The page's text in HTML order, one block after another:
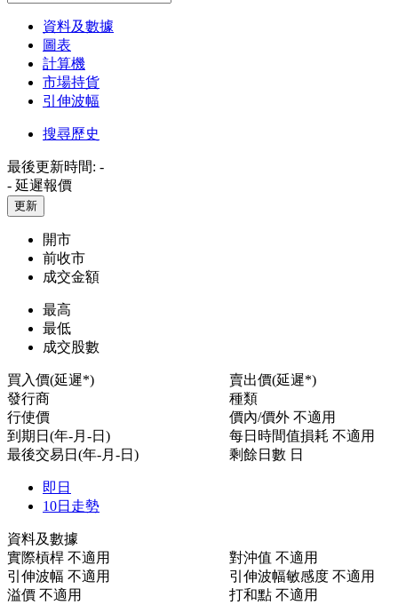
資料及數據
圖表
計算機
市場持貨
引伸波幅
搜尋歷史
最後更新時間: -
- 延遲報價
更新
開市
前收市
成交金額
最高
最低
成交股數
買入價(延遲*)
賣出價(延遲*)
發行商
種類
行使價
價內/價外 不適用
到期日(年-月-日)
每日時間值損耗 不適用
最後交易日(年-月-日)
剩餘日數 日
即日
10日走勢
資料及數據
實際槓桿 不適用 對沖值 不適用
引伸波幅 不適用 引伸波幅敏感度 不適用
溢價 不適用 打和點 不適用